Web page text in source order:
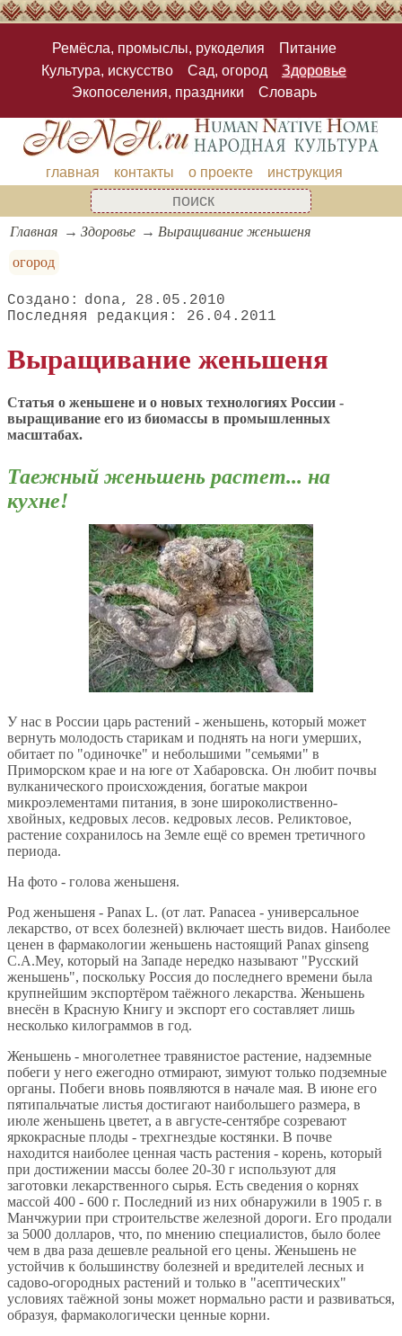
Ремёсла, промыслы, рукоделия
Питание
Культура, искусство
Сад, огород
Здоровье
Экопоселения, праздники
Словарь
главная контакты о проекте инструкция
Главная Здоровье
Выращивание женьшеня
огород
dona
28.05.2010
26.04.2011
Выращивание женьшеня
Статья о женьшене и о новых технологиях России -
выращивание его из биомассы в промышленных
масштабах.
Таежный женьшень растет... на
кухне!
У нас в России царь растений - женьшень, который может
вернуть молодость старикам и поднять на ноги умерших,
обитает по "одиночке" и небольшими "семьями" в
Приморском крае и на юге от Хабаровска. Он любит почвы
вулканического происхождения, богатые макрои
микроэлементами питания, в зоне широколиственно-
хвойных, кедровых лесов. кедровых лесов. Реликтовое,
растение сохранилось на Земле ещё со времен третичного
периода.
На фото - голова женьшеня.
Род женьшеня - Panax L. (от лат. Panacea - универсальное
лекарство, от всех болезней) включает шесть видов. Наиболее
ценен в фармакологии женьшень настоящий Panax ginseng
C.A.Mey, который на Западе нередко называют "Русский
женьшень", поскольку Россия до последнего времени была
крупнейшим экспортёром таёжного лекарства. Женьшень
внесён в Красную Книгу и экспорт его составляет лишь
несколько килограммов в год.
Женьшень - многолетнее травянистое растение, надземные
побеги у него ежегодно отмирают, зимуют только подземные
органы. Побеги вновь появляются в начале мая. В июне его
пятипальчатые листья достигают наибольшего размера, в
июле женьшень цветет, а в августе-сентябре созревают
яркокрасные плоды - трехгнездые костянки. В почве
находится наиболее ценная часть растения - корень, который
при достижении массы более 20-30 г используют для
заготовки лекарственного сырья. Есть сведения о корнях
массой 400 - 600 г. Последний из них обнаружили в 1905 г. в
Манчжурии при строительстве железной дороги. Его продали
за 5000 долларов, что, по мнению специалистов, было более
чем в два раза дешевле реальной его цены. Женьшень не
устойчив к большинству болезней и вредителей лесных и
садово-огородных растений и только в "асептических"
условиях таёжной зоны может нормально расти и развиваться,
образуя, фармакологически ценные корни.